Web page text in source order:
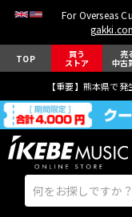
For Overseas
TOP 買う
ストア
売
中古
【重要】熊本県で